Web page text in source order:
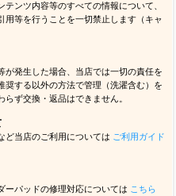
ンツ内容等のすべての情報について、
用等を行うことを一切禁止します（キャ
が発生した場合、当店では一切の責任を
奨する以外の方法で管理（洗濯含む）を
ず交換・返品はできません。
ど当店のご利用については ご利用ガイド
ーパッドの修理対応については こちら